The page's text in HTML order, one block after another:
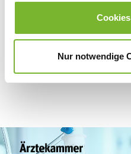
Nur notwendige